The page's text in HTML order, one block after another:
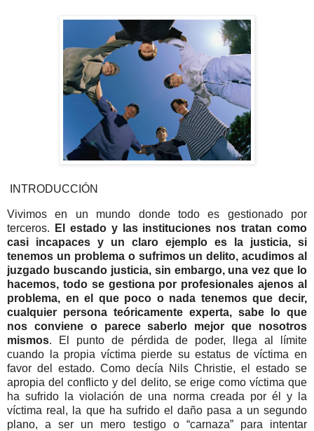
INTRODUCCIÓN
Vivimos en un mundo donde todo es gestionado por
terceros.
El estado y las instituciones nos tratan como
casi incapaces y un claro ejemplo es la justicia, si
tenemos un problema o sufrimos un delito, acudimos al
juzgado buscando justicia, sin embargo, una vez que lo
hacemos, todo se gestiona por profesionales ajenos al
problema, en el que poco o nada tenemos que decir,
cualquier persona teóricamente experta, sabe lo que
nos conviene o parece saberlo mejor que nosotros
mismos. El punto de pérdida de poder, llega al límite
cuando la propia víctima pierde su estatus de víctima en
favor del estado. Como decía Nils Christie, el estado se
apropia del conflicto y del delito, se erige como víctima que
ha sufrido la violación de una norma creada por él y la
víctima real, la que ha sufrido el daño pasa a un segundo
plano, a ser un mero testigo o “carnaza” para intentar